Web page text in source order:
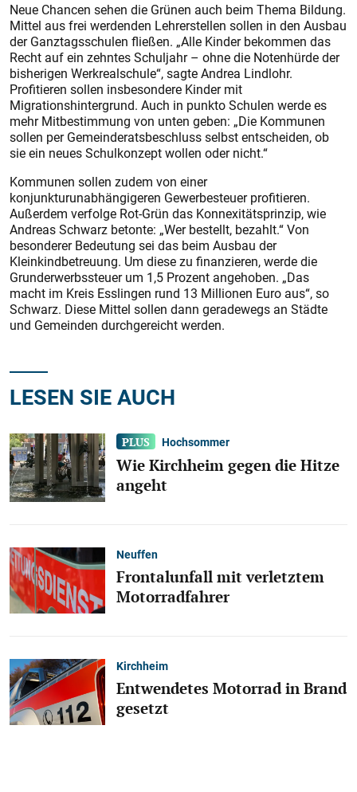
Neue Chancen sehen die Grünen auch beim Thema Bildung.
Mittel aus frei werdenden Lehrerstellen sollen in den Ausbau
der Ganztagsschulen fließen. „Alle Kinder bekommen das
Recht auf ein zehntes Schuljahr – ohne die Notenhürde der
bisherigen Werkrealschule“, sagte Andrea Lindlohr.
Profitieren sollen insbesondere Kinder mit
Migrationshintergrund. Auch in punkto Schulen werde es
mehr Mitbestimmung von unten geben: „Die Kommunen
sollen per Gemeinderatsbeschluss selbst entscheiden, ob
sie ein neues Schulkonzept wollen oder nicht.“
Kommunen sollen zudem von einer
konjunkturunabhängigeren Gewerbesteuer profitieren.
Außerdem verfolge Rot-Grün das Konnexitätsprinzip, wie
Andreas Schwarz betonte: „Wer bestellt, bezahlt.“ Von
besonderer Bedeutung sei das beim Ausbau der
Kleinkindbetreuung. Um diese zu finanzieren, werde die
Grunderwerbs­steuer um 1,5 Prozent angehoben. „Das
macht im Kreis Esslingen rund 13 Millionen Euro aus“, so
Schwarz. Diese Mittel sollen dann geradewegs an Städte
und Gemeinden durchgereicht werden.
LESEN SIE AUCH
Hochsommer
Wie Kirchheim gegen die Hitze
angeht
Neuffen
Frontalunfall mit verletztem
Motorradfahrer
Kirchheim
Entwendetes Motorrad in Brand
gesetzt